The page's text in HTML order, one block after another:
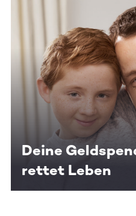
Deine
rettet Leben